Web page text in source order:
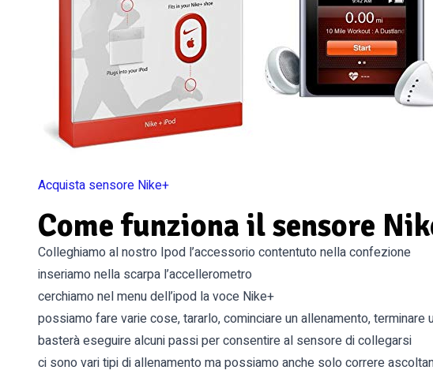
Acquista sensore Nike+
Come funziona il sensore
Colleghiamo al nostro Ipod l’accessorio contentuto nella confezione
inseriamo nella scarpa l’accellerometro
cerchiamo nel menu dell’ipod la voce Nike+
possiamo fare varie cose, tararlo, cominciare un allenamento, terminare
basterà eseguire alcuni passi per consentire al sensore di collegarsi
ci sono vari tipi di allenamento ma possiamo anche solo correre